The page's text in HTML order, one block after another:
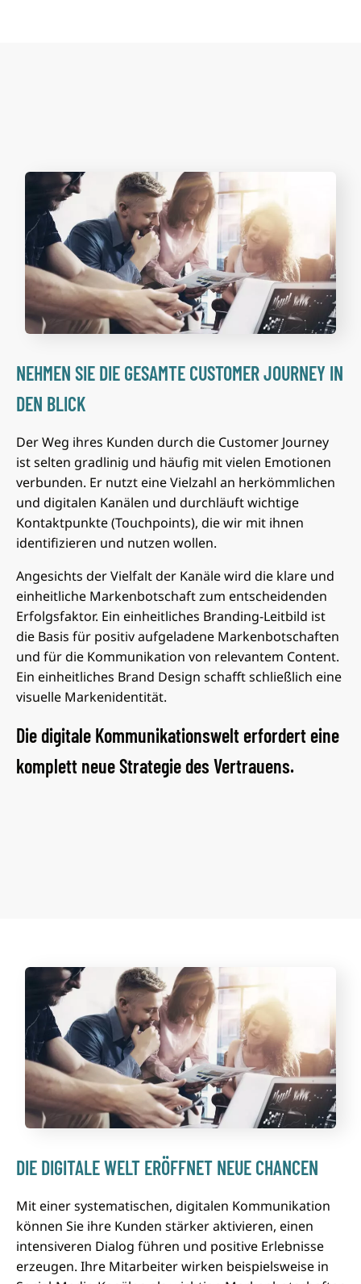
NEHMEN SIE DIE GESAMTE CUSTOMER JOURNEY IN
DEN BLICK
Der Weg ihres Kunden durch die Customer Journey
ist selten gradlinig und häufig mit vielen Emotionen
verbunden. Er nutzt eine Vielzahl an herkömmlichen
und digitalen Kanälen und durchläuft wichtige
Kontaktpunkte (Touchpoints), die wir mit ihnen
identifizieren und nutzen wollen.
Angesichts der Vielfalt der Kanäle wird die klare und
einheitliche Markenbotschaft zum entscheidenden
Erfolgsfaktor. Ein einheitliches Branding-Leitbild ist
die Basis für positiv aufgeladene Markenbotschaften
und für die Kommunikation von relevantem Content.
Ein einheitliches Brand Design schafft schließlich eine
visuelle Markenidentität.
Die digitale Kommunikationswelt erfordert eine
komplett neue Strategie des Vertrauens.
DIE DIGITALE WELT ERÖFFNET NEUE CHANCEN
Mit einer systematischen, digitalen Kommunikation
können Sie ihre Kunden stärker aktivieren, einen
intensiveren Dialog führen und positive Erlebnisse
erzeugen. Ihre Mitarbeiter wirken beispielsweise in